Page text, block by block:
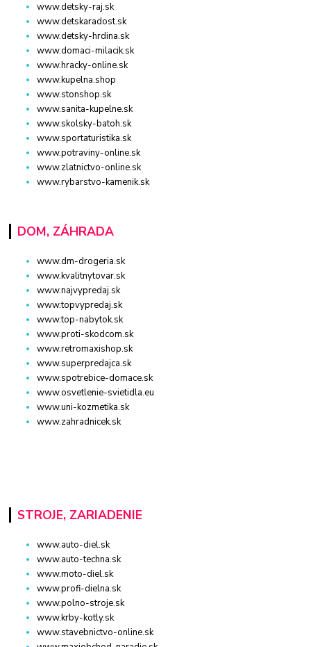
www.detsky-raj.sk
www.detskaradost.sk
www.detsky-hrdina.sk
www.domaci-milacik.sk
www.hracky-online.sk
www.kupelna.shop
www.stonshop.sk
www.sanita-kupelne.sk
www.skolsky-batoh.sk
www.sportaturistika.sk
www.potraviny-online.sk
www.zlatnictvo-online.sk
www.rybarstvo-kamenik.sk
DOM, ZÁHRADA
www.dm-drogeria.sk
www.kvalitnytovar.sk
www.najvypredaj.sk
www.topvypredaj.sk
www.top-nabytok.sk
www.proti-skodcom.sk
www.retromaxishop.sk
www.superpredajca.sk
www.spotrebice-domace.sk
www.osvetlenie-svietidla.eu
www.uni-kozmetika.sk
www.zahradnicek.sk
STROJE, ZARIADENIE
www.auto-diel.sk
www.auto-techna.sk
www.moto-diel.sk
www.profi-dielna.sk
www.polno-stroje.sk
www.krby-kotly.sk
www.stavebnictvo-online.sk